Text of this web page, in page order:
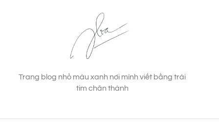
Trang blog nhỏ màu xanh nơi mình viết bằng trái
tim chân thành